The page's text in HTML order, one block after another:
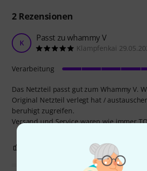
2Rezensionen
K Passt zu whammy V
Klampfenkai
Das Netzteil passt gut zum Whammy V.
Original Netzteil verlegt hat /
beruhigt zugreifen.
Versand und Service waren wie immer
Verarbeitung
BEWERTUNG MELDEN